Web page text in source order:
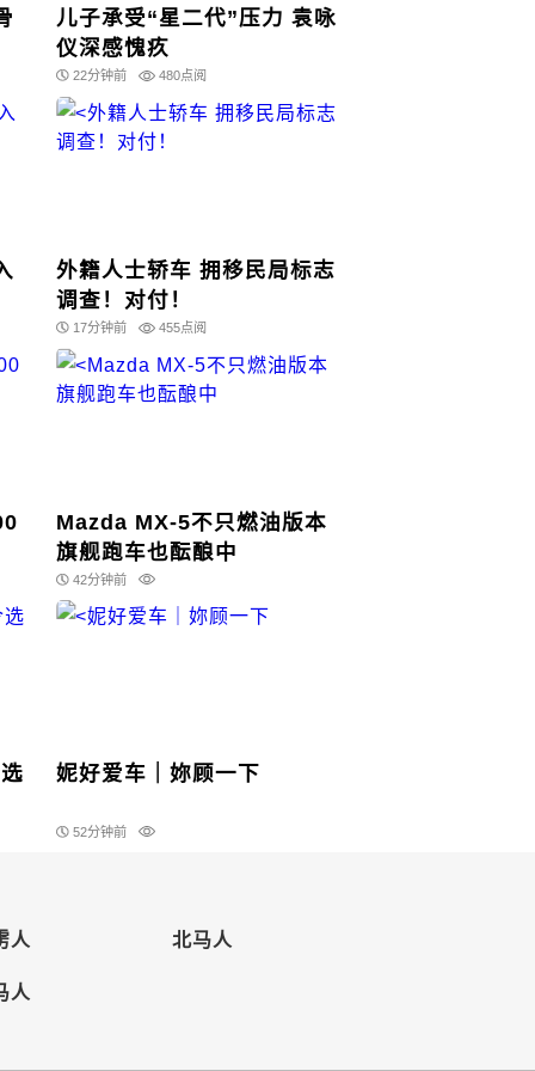
儿子承受“星二代”压力 袁咏
仪深感愧疚
22分钟前 480点阅
外籍人士轿车 拥移民局标志
调查！对付！
17分钟前 455点阅
Mazda MX-5不只燃油版本
旗舰跑车也酝酿中
42分钟前
妮好爱车｜妳顾一下
52分钟前
人
人
北马人